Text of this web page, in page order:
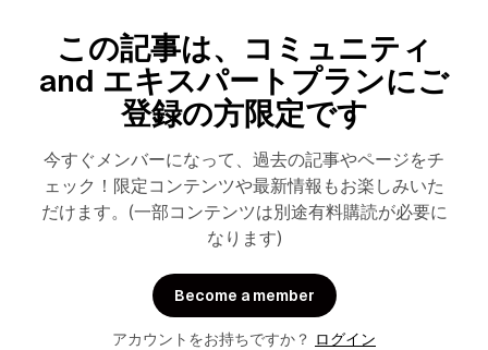
この記事は、コミュニティ
and エキスパートプランにご
登録の方限定です
今すぐメンバーになって、過去の記事やページをチ
ェック！限定コンテンツや最新情報もお楽しみいた
だけます。(一部コンテンツは別途有料購読が必要に
なります)
Become a member
アカウントをお持ちですか？ ログイン